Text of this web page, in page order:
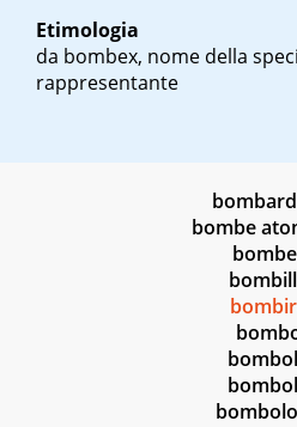
Etimologia
da bombex, nome della
rappresentante
bombe